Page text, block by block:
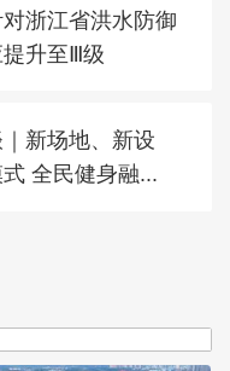
浙江省洪水防御
升至Ⅲ级
新场地、新设
全民健身融...